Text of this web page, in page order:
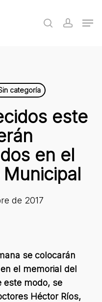
search
categoría
este
en el
de 2017
se colocarán
el memorial del
este modo, se
Héctor Ríos,